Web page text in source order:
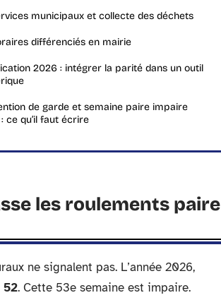
municipaux et collecte des déchets
différenciés en mairie
2026 : intégrer la parité dans un outil
de garde et semaine paire impaire
ce qu’il faut écrire
les roulements paire
ne signalent pas. L’année 2026,
52. Cette 53e semaine est impaire.